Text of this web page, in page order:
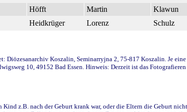
Höfft Martin Klawun
Heidkrüger Lorenz Schulz
Koszalin, Seminarryjna 2, 75-817 Koszalin. Je
10, 49152 Bad Essen. Hinweis: Derzeit ist das
z.B. nach der Geburt krank war, oder die Eltern die Geburt